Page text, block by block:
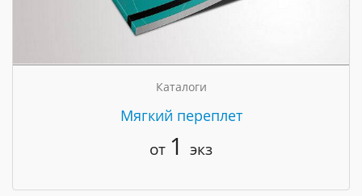
Каталоги
Мягкий переплет
от 1 экз